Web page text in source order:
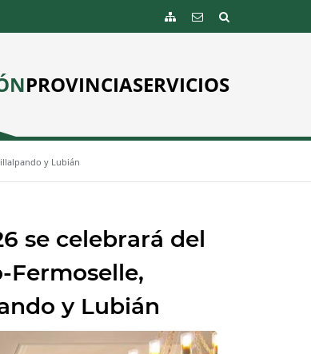
PROVINCIASERVICIOS
y Lubián
se celebrará del
Fermoselle,
y Lubián